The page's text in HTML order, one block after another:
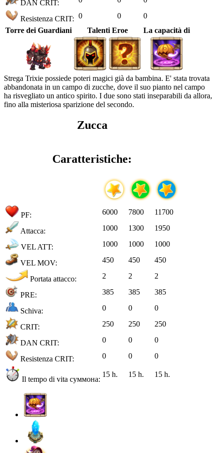
DAN CRIT:
Resistenza CRIT: 0 0
0
Torre dei Guardiani
Talenti Eroe La capacità di
Strega Trixie possiede poteri magici già da bambina. E' stata trovata
abbandonata in un campo di zucche, dove il suo pianto nel campo
ha risvegliato un antico spirito. I due sono stati inseparabili da allora,
fino alla misteriosa sparizione del secondo.
Zucca
Caratteristiche:
PF: 6000 7800 11700
Attacca: 1000 1300 1950
VEL ATT: 1000 1000 1000
VEL MOV: 450 450 450
Portata attacco: 2 2 2
PRE: 385 385 385
Schiva: 0 0 0
CRIT: 250 250 250
DAN CRIT: 0 0 0
Resistenza CRIT: 0 0 0
Il tempo di vita суммона:
15 h. 15 h. 15 h.